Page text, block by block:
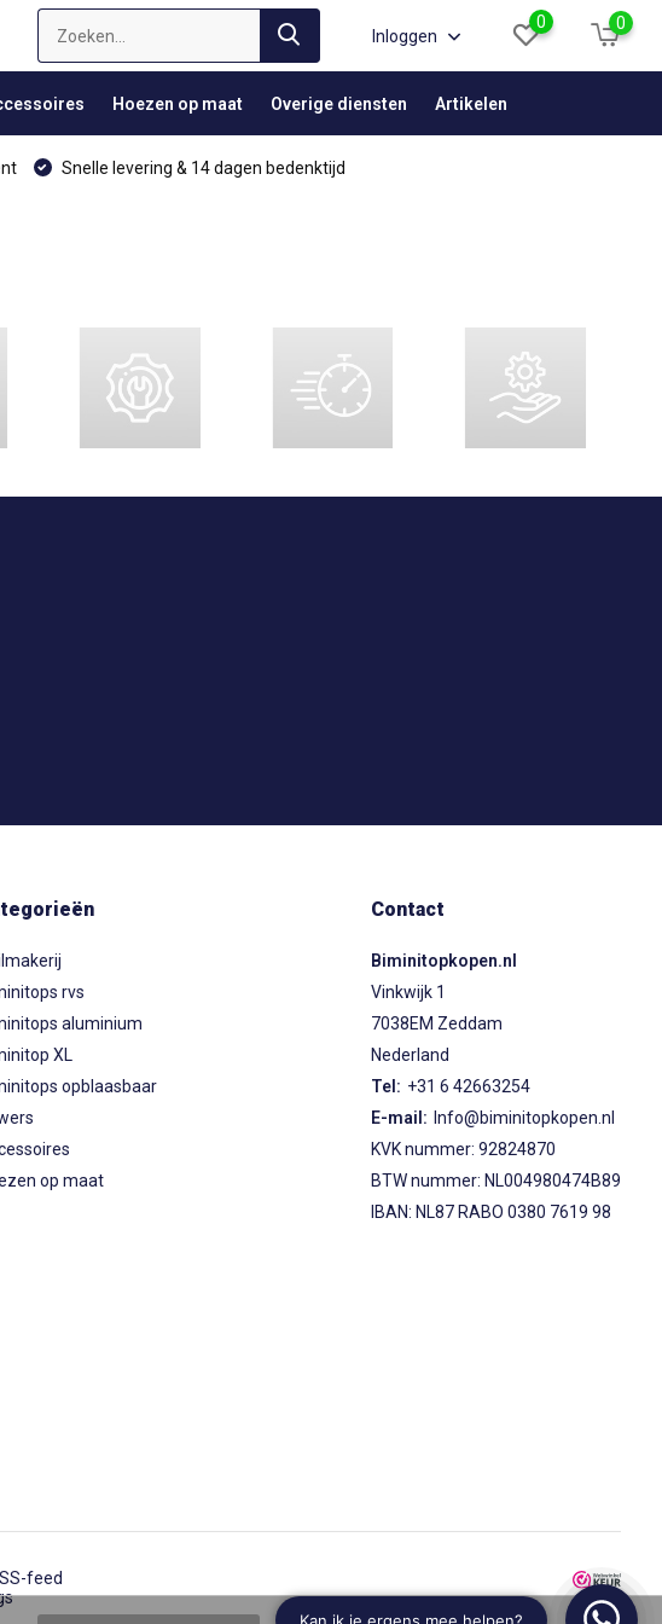
Inloggen
0 0
Hoezen op maat Overige diensten Artikelen
Snelle levering & 14 dagen bedenktijd
rvs
aluminium
XL
opblaasbaar
op maat
Contact
Biminitopkopen.nl
Vinkwijk 1
7038EM Zeddam
Nederland
Tel: +31 6 42663254
E-mail: Info@biminitopkopen.nl
KVK nummer: 92824870
BTW nummer: NL004980474B89
IBAN: NL87 RABO 0380 7619 98
feed